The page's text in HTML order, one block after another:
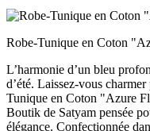
Robe-Tunique en Coton
L’harmonie d’un bleu
d’été. Laissez-vous
Tunique en Coton "Azure
Boutik de Satyam pensée
élégance. Confectionnée